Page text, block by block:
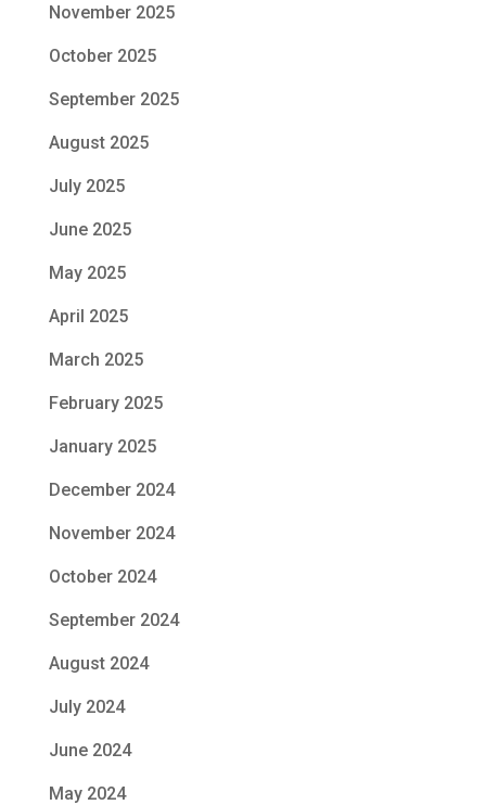
November 2025
October 2025
September 2025
August 2025
July 2025
June 2025
May 2025
April 2025
March 2025
February 2025
January 2025
December 2024
November 2024
October 2024
September 2024
August 2024
July 2024
June 2024
May 2024